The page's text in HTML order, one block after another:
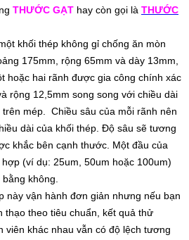
THƯỚC GẠT hay còn gọi là THƯỚC
khối thép không gỉ chống ăn mòn
175mm, rộng 65mm và dày 13mm,
hoặc hai rãnh được gia công chính xác
rộng 12,5mm song song với chiều dài
mép. Chiều sâu của mỗi rãnh nên
dài của khối thép. Độ sâu sẽ tương
khắc bên cạnh thước. Một đầu của
(ví dụ: 25um, 50um hoặc 100um)
không.
này vận hành đơn giản nhưng nếu bạn
thạo theo tiêu chuẩn, kết quả thử
viên khác nhau vẫn có độ lệch tương